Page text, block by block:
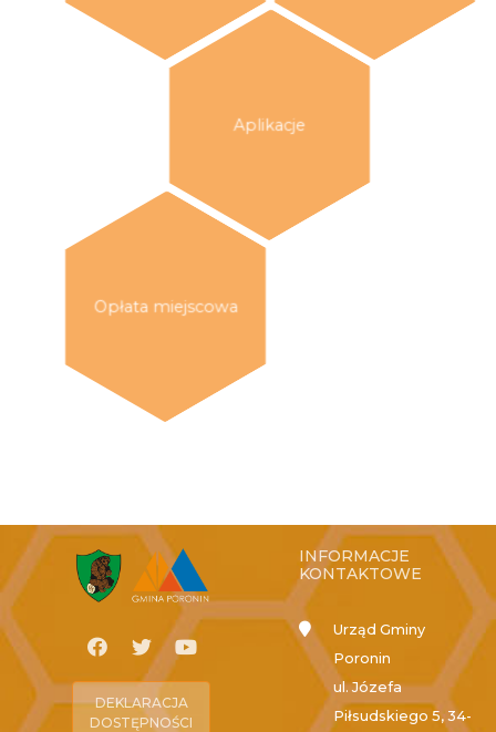
DEKLARACJA
DOSTĘPNOŚCI
INFORMACJE
KONTAKTOWE
Urząd Gminy
Poronin
ul. Józefa
Piłsudskiego 5, 34-